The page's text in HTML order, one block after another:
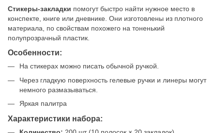
Стикеры-закладки помогут быстро найти нужное место в
конспекте, книге или дневнике. Они изготовлены из плотного
материала, по свойствам похожего на тоненький
полупрозрачный пластик.
Особенности:
На стикерах можно писать обычной ручкой.
Через гладкую поверхность гелевые ручки и линеры могут
немного размазываться.
Яркая палитра
Характеристики набора: